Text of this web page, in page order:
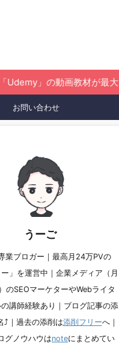
動画教材が最大95％OFF！
お問い合わせ
うーご
業ブロガー｜最高月24万PVの
ー」を運営中｜企業メディア（月
のSEOマーケターやWebライタ
講師経験あり｜ブログ記事の添
⤴︎｜過去の添削は添削フリーへ｜
グノウハウはnoteにまとめてい